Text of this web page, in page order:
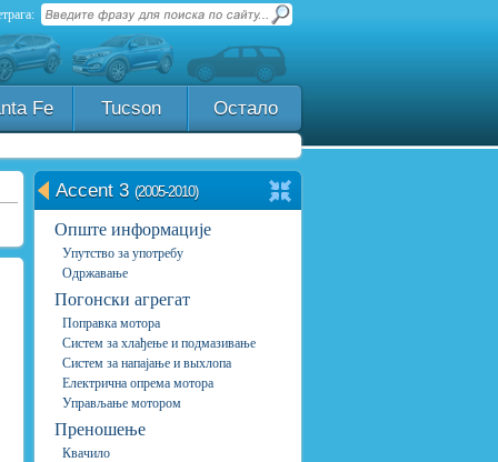
Fe Tucson Остало
Accent 3 (2005-2010)
Опште информације
Упутство за употребу
Одржавање
Погонски агрегат
Поправка мотора
Систем за хлађење и подмазивање
Систем за напајање и выхлопа
Електрична опрема мотора
Управљање мотором
Преношење
Квачило